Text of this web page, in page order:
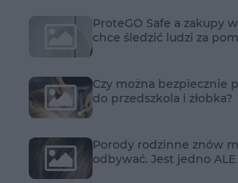
ProteGO Safe a zakupy
chce śledzić ludzi za
Czy można bezpiecznie
do przedszkola i żłobka?
Porody rodzinne znów
odbywać. Jest jedno ALE